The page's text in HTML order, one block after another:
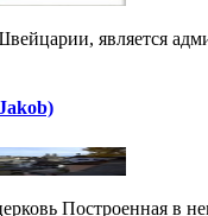
является
Построенная в